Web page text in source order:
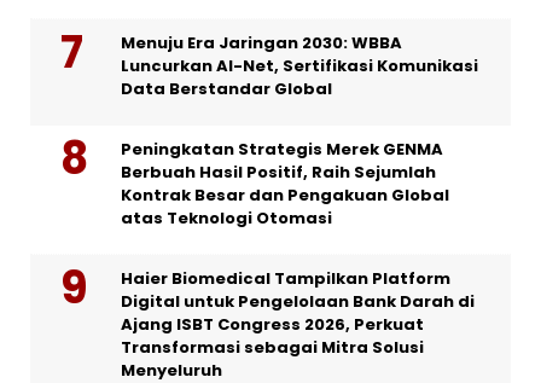
Menuju Era Jaringan 2030: WBBA
Luncurkan AI-Net, Sertifikasi Komunikasi
Data Berstandar Global
Peningkatan Strategis Merek GENMA
Berbuah Hasil Positif, Raih Sejumlah
Kontrak Besar dan Pengakuan Global
atas Teknologi Otomasi
Haier Biomedical Tampilkan Platform
Digital untuk Pengelolaan Bank Darah di
Ajang ISBT Congress 2026, Perkuat
Transformasi sebagai Mitra Solusi
Menyeluruh